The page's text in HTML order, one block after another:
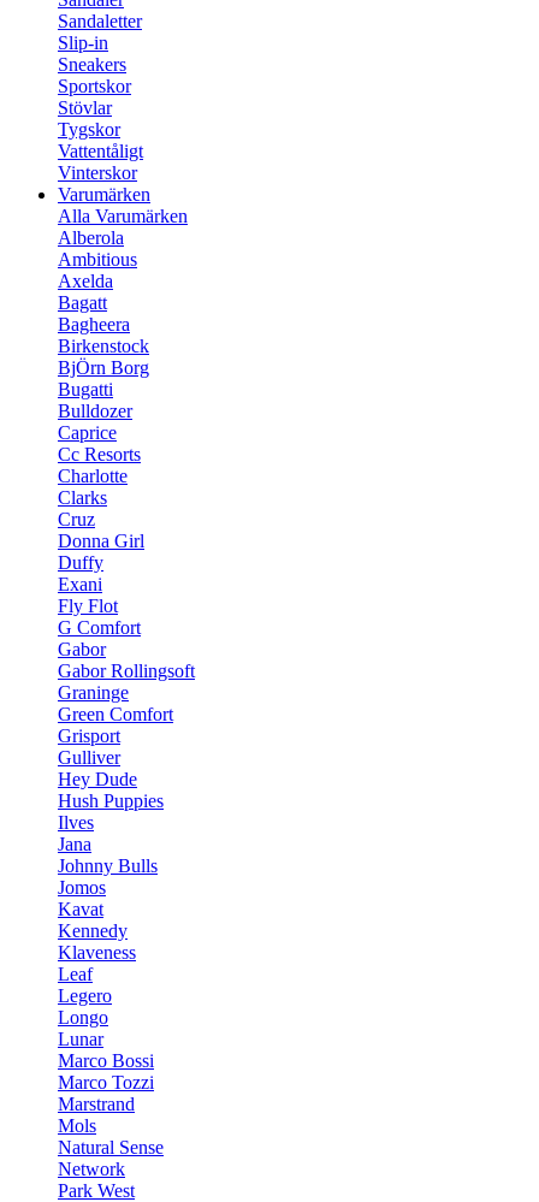
Sandaletter
Slip-in
Sneakers
Sportskor
Stövlar
Tygskor
Vattentåligt
Vinterskor
Varumärken
Alla Varumärken
Alberola
Ambitious
Axelda
Bagatt
Bagheera
Birkenstock
BjÖrn Borg
Bugatti
Bulldozer
Caprice
Cc Resorts
Charlotte
Clarks
Cruz
Donna Girl
Duffy
Exani
Fly Flot
G Comfort
Gabor
Gabor Rollingsoft
Graninge
Green Comfort
Grisport
Gulliver
Hey Dude
Hush Puppies
Ilves
Jana
Johnny Bulls
Jomos
Kavat
Kennedy
Klaveness
Leaf
Legero
Longo
Lunar
Marco Bossi
Marco Tozzi
Marstrand
Mols
Natural Sense
Network
Park West